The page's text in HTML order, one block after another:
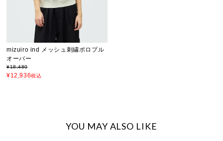
mizuiro ind メッシュ刺繍ポロプル
オーバー
¥18,480
¥12,936税込
YOU MAY ALSO LIKE